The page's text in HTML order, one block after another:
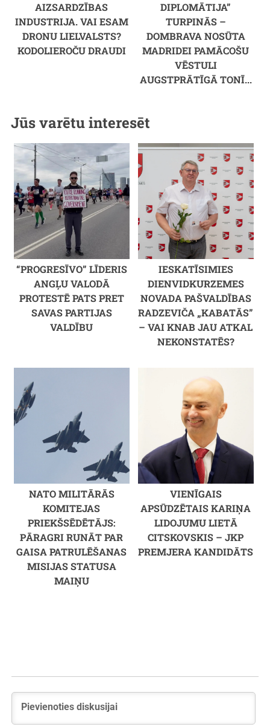
AIZSARDZĪBAS
INDUSTRIJA. VAI ESAM
DRONU LIELVALSTS?
KODOLIEROČU DRAUDI
DIPLOMĀTIJA”
TURPINĀS –
DOMBRAVA NOSŪTA
MADRIDEI PAMĀCOŠU
VĒSTULI
AUGSTPRĀTĪGĀ TONĪ...
Jūs varētu interesēt
“PROGRESĪVO” LĪDERIS
ANGĻU VALODĀ
PROTESTĒ PATS PRET
SAVAS PARTIJAS
VALDĪBU
IESKATĪSIMIES
DIENVIDKURZEMES
NOVADA PAŠVALDĪBAS
RADZEVIČA „KABATĀS”
– VAI KNAB JAU ATKAL
NEKONSTATĒS?
NATO MILITĀRĀS
KOMITEJAS
PRIEKŠSĒDĒTĀJS:
PĀRAGRI RUNĀT PAR
GAISA PATRULĒŠANAS
MISIJAS STATUSA
MAIŅU
VIENĪGAIS
APSŪDZĒTAIS KARIŅA
LIDOJUMU LIETĀ
CITSKOVSKIS – JKP
PREMJERA KANDIDĀTS